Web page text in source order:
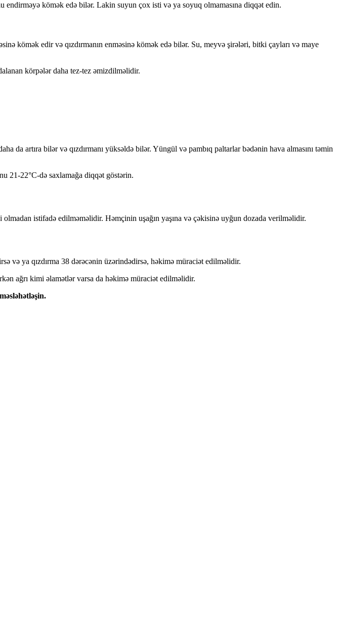
endirməyə kömək edə bilər. Lakin suyun çox isti və ya soyuq olmamasına diqqət edin.
kömək edir və qızdırmanın enməsinə kömək edə bilər. Su, meyvə şirələri, bitki çayları və maye
körpələr daha tez-tez əmizdilməlidir.
da artıra bilər və qızdırmanı yüksəldə bilər. Yüngül və pambıq paltarlar bədənin hava almasını təmin
21-22°C-də saxlamağa diqqət göstərin.
istifadə edilməməlidir. Həmçinin uşağın yaşına və çəkisinə uyğun dozada verilməlidir.
və ya qızdırma 38 dərəcənin üzərindədirsə, həkimə müraciət edilməlidir.
ağrı kimi əlamətlər varsa da həkimə müraciət edilməlidir.